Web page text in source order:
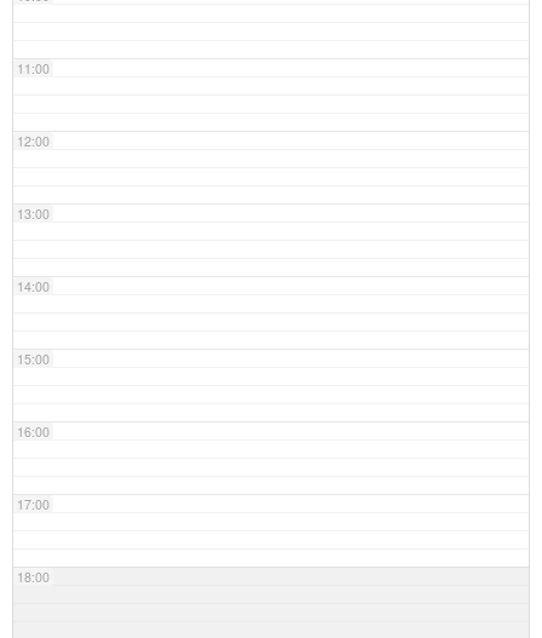
11:00
12:00
13:00
14:00
15:00
16:00
17:00
18:00